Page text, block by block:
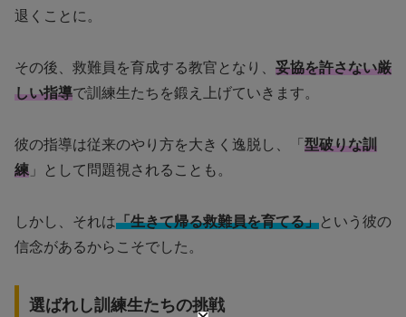
退くことに。
その後、救難員を育成する教官となり、 妥協を許さない厳
しい指導で訓練生たちを鍛え上げていきます。
彼の指導は従来のやり方を大きく逸脱し、「 型破りな訓
練 」として問題視されることも。
しかし、それは「生きて帰る救難員を育てる」という彼の
信念があるからこそでした。
選ばれし訓練生たちの挑戦